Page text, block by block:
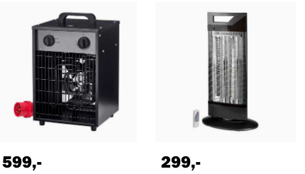
599,- 299,-